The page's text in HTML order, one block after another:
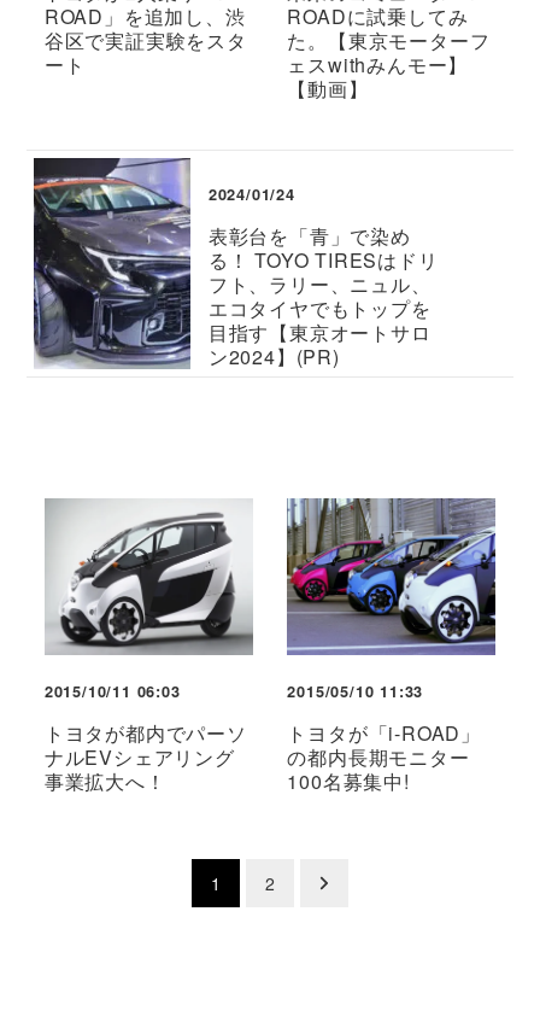
ROAD」を追加し、渋
谷区で実証実験をスタ
ート
ROADに試乗してみ
た。【東京モーターフ
ェスwithみんモー】
【動画】
2024/01/24
表彰台を「青」で染め
る！ TOYO TIRESはドリ
フト、ラリー、ニュル、
エコタイヤでもトップを
目指す【東京オートサロ
ン2024】(PR)
2015/10/11 06:03
トヨタが都内でパーソ
ナルEVシェアリング
事業拡大へ！
2015/05/10 11:33
トヨタが「i-ROAD」
の都内長期モニター
100名募集中!
1 2